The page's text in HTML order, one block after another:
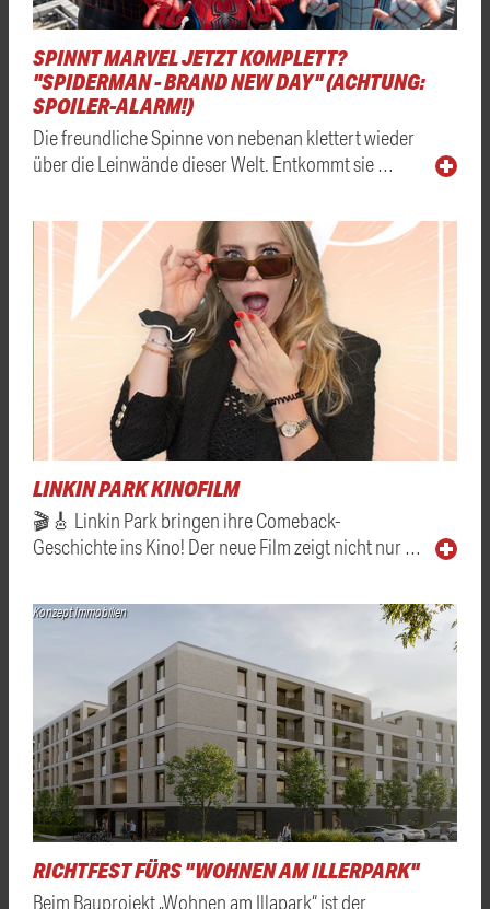
SPINNT MARVEL JETZT KOMPLETT?
"SPIDERMAN - BRAND NEW DAY" (ACHTUNG:
SPOILER-ALARM!)
Die freundliche Spinne von nebenan klettert wieder
über die Leinwände dieser Welt. Entkommt sie …
LINKIN PARK KINOFILM
🎬🎸 Linkin Park bringen ihre Comeback-
Geschichte ins Kino! Der neue Film zeigt nicht nur …
Konzept Immobilien
RICHTFEST FÜRS "WOHNEN AM ILLERPARK"
Beim Bauprojekt „Wohnen am Illapark“ ist der